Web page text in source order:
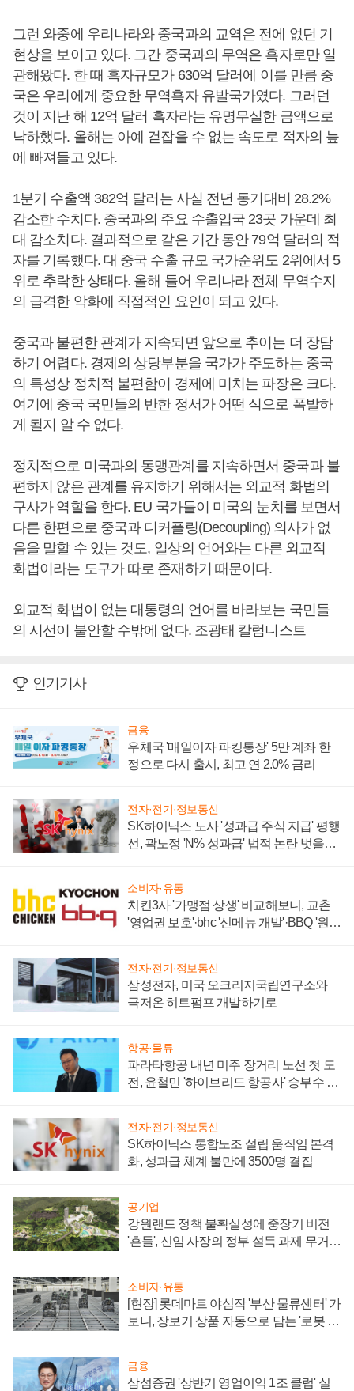
그런 와중에 우리나라와 중국과의 교역은 전에 없던 기
현상을 보이고 있다. 그간 중국과의 무역은 흑자로만 일
관해왔다. 한 때 흑자규모가 630억 달러에 이를 만큼 중
국은 우리에게 중요한 무역흑자 유발국가였다. 그러던
것이 지난 해 12억 달러 흑자라는 유명무실한 금액으로
낙하했다. 올해는 아예 걷잡을 수 없는 속도로 적자의 늪
에 빠져들고 있다.
1분기 수출액 382억 달러는 사실 전년 동기대비 28.2%
감소한 수치다. 중국과의 주요 수출입국 23곳 가운데 최
대 감소치다. 결과적으로 같은 기간 동안 79억 달러의 적
자를 기록했다. 대 중국 수출 규모 국가순위도 2위에서 5
위로 추락한 상태다. 올해 들어 우리나라 전체 무역수지
의 급격한 악화에 직접적인 요인이 되고 있다.
중국과 불편한 관계가 지속되면 앞으로 추이는 더 장담
하기 어렵다. 경제의 상당부분을 국가가 주도하는 중국
의 특성상 정치적 불편함이 경제에 미치는 파장은 크다.
여기에 중국 국민들의 반한 정서가 어떤 식으로 폭발하
게 될지 알 수 없다.
정치적으로 미국과의 동맹관계를 지속하면서 중국과 불
편하지 않은 관계를 유지하기 위해서는 외교적 화법의
구사가 역할을 한다. EU 국가들이 미국의 눈치를 보면서
다른 한편으로 중국과 디커플링(Decoupling) 의사가 없
음을 말할 수 있는 것도, 일상의 언어와는 다른 외교적
화법이라는 도구가 따로 존재하기 때문이다.
외교적 화법이 없는 대통령의 언어를 바라보는 국민들
의 시선이 불안할 수밖에 없다. 조광태 칼럼니스트
인기기사
금융
우체국 '매일이자 파킹통장' 5만 계좌 한
정으로 다시 출시, 최고 연 2.0% 금리
전자·전기·정보통신
SK하이닉스 노사 '성과급 주식 지급' 평행
선, 곽노정 'N% 성과급' 법적 논란 벗을지
소비자·유통
치킨3사 '가맹점 상생' 비교해보니, 교촌
'영업권 보호'·bhc '신메뉴 개발'·BBQ '원가
전자·전기·정보통신
삼성전자, 미국 오크리지국립연구소와
극저온 히트펌프 개발하기로
항공·물류
파라타항공 내년 미주 장거리 노선 첫 도
전, 윤철민 '하이브리드 항공사' 승부수 통
전자·전기·정보통신
SK하이닉스 통합노조 설립 움직임 본격
화, 성과급 체계 불만에 3500명 결집
공기업
강원랜드 정책 불확실성에 중장기 비전
'흔들', 신임 사장의 정부 설득 과제 무거워
소비자·유통
[현장] 롯데마트 야심작 '부산 물류센터' 가
보니, 장보기 상품 자동으로 담는 '로봇 40
금융
삼섬증권 '상반기 영업이익 1조 클럽' 실